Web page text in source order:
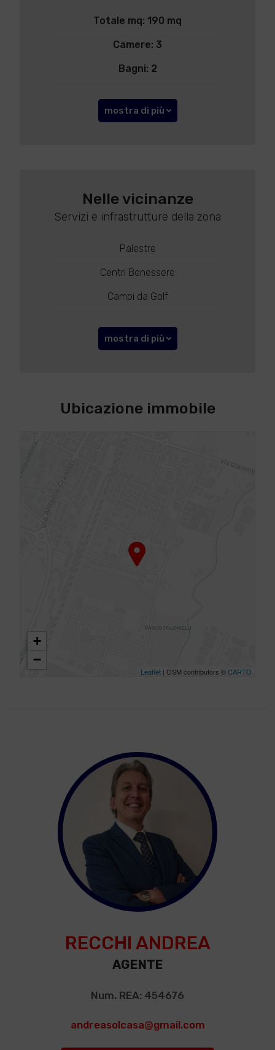
Totale mq: 190 mq
Camere: 3
Bagni: 2
mostra di più
Nelle vicinanze
Servizi e infrastrutture della zona
Palestre
Centri Benessere
Campi da Golf
mostra di più
Ubicazione immobile
+
−
Leaflet| OSM contributors ©CARTO
RECCHI ANDREA
AGENTE
Num. REA: 454676
andreasolcasa@gmail.com